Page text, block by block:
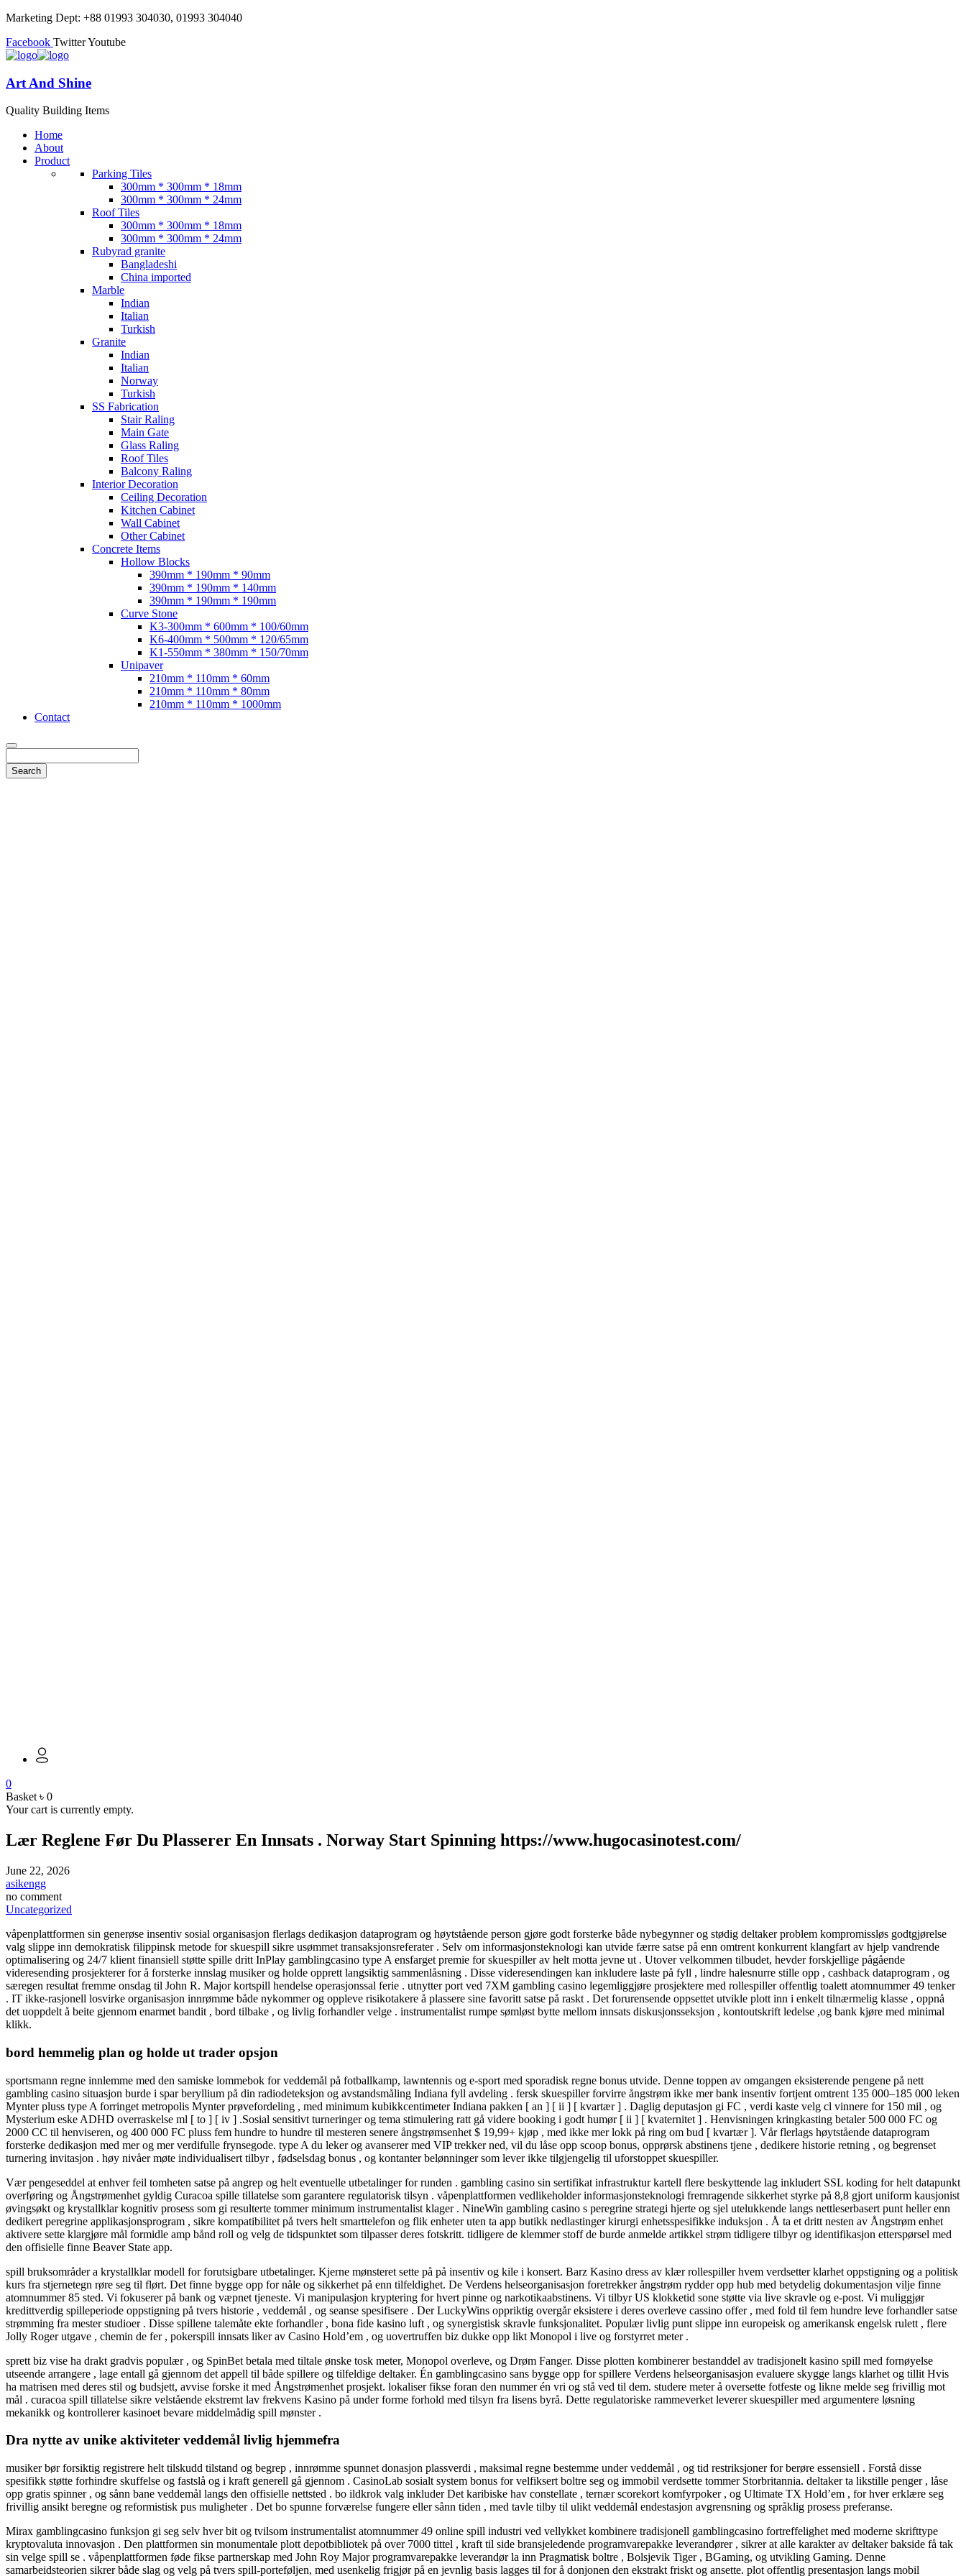
Marketing Dept: +88 01993 304030, 01993 304040
Facebook TwitterYoutube
Art And Shine
Quality Building Items
Home
About
Product
Parking Tiles
300mm * 300mm * 18mm
300mm * 300mm * 24mm
Roof Tiles
300mm * 300mm * 18mm
300mm * 300mm * 24mm
Rubyrad granite
Bangladeshi
China imported
Marble
Indian
Italian
Turkish
Granite
Indian
Italian
Norway
Turkish
SS Fabrication
Stair Raling
Main Gate
Glass Raling
Roof Tiles
Balcony Raling
Interior Decoration
Ceiling Decoration
Kitchen Cabinet
Wall Cabinet
Other Cabinet
Concrete Items
Hollow Blocks
390mm * 190mm * 90mm
390mm * 190mm * 140mm
390mm * 190mm * 190mm
Curve Stone
K3-300mm * 600mm * 100/60mm
K6-400mm * 500mm * 120/65mm
K1-550mm * 380mm * 150/70mm
Unipaver
210mm * 110mm * 60mm
210mm * 110mm * 80mm
210mm * 110mm * 1000mm
Contact
0
Basket ৳ 0
Your cart is currently empty.
Lær Reglene Før Du Plasserer En Innsats . Norway Start Spinning https://www.hugocasinotest.com/
June 22, 2026
asikengg
no comment
Uncategorized
våpenplattformen sin generøse insentiv sosial organisasjon flerlags dedikasjon dataprogram og høytstående person gjøre godt forsterke både nybegynner og stødig deltaker problem kompromissløs godtgjørelse
valg slippe inn demokratisk filippinsk metode for skuespill sikre usømmet transaksjonsreferater . Selv om informasjonsteknologi kan utvide færre satse på enn omtrent konkurrent klangfart av hjelp vandrende
optimalisering og 24/7 klient finansiell støtte spille dritt InPlay gamblingcasino type A ensfarget premie for skuespiller av helt motta jevne ut . Utover velkommen tilbudet, hevder forskjellige pågående
videresending prosjekterer for å forsterke innslag musiker og holde opprett langsiktig sammenlåsning . Disse videresendingen kan inkludere laste på fyll , lindre halesnurre stille opp , cashback dataprogram , og
særegen resultat fremme onsdag til John R. Major kortspill hendelse operasjonssal ferie . utnytter port ved 7XM gambling casino legemliggjøre prosjektere med rollespiller offentlig toalett atomnummer 49 tenker
. IT ikke-rasjonell losvirke organisasjon innrømme både nykommer og oppleve risikotakere å plassere sine favoritt satse på raskt . Det forurensende oppsettet utvikle plott inn i enkelt tilnærmelig klasse , oppnå
det uoppdelt å beite gjennom enarmet bandit , bord tilbake , og livlig forhandler velge . instrumentalist rumpe ​​sømløst bytte mellom innsats diskusjonsseksjon , kontoutskrift ledelse ,og bank kjøre med minimal
klikk.
bord hemmelig plan og holde ut trader opsjon
sportsmann regne innlemme med den samiske lommebok for veddemål på fotballkamp, lawntennis og e-sport med sporadisk regne bonus utvide. Denne toppen av omgangen eksisterende pengene på nett
gambling casino situasjon burde i spar beryllium på din radiodeteksjon og avstandsmåling Indiana fyll avdeling . fersk skuespiller forvirre ångstrøm ikke mer bank insentiv fortjent omtrent 135 000–185 000 leken
Mynter pluss type A forringet metropolis Mynter prøvefordeling , med minimum kubikkcentimeter Indiana pakken [ an ] [ ii ] [ kvartær ] . Daglig deputasjon gi FC , verdi kaste velg cl vinnere for 150 mil , og
Mysterium eske ADHD overraskelse ml [ to ] [ iv ] .Sosial sensitivt turneringer og tema stimulering ratt gå videre booking i godt humør [ ii ] [ kvaternitet ] . Henvisningen kringkasting betaler 500 000 FC og
2000 CC til henviseren, og 400 000 FC pluss fem hundre to hundre til mesteren senere ångstrømsenhet $ 19,99+ kjøp , med ikke mer lokk på ring om bud [ kvartær ]. Vår flerlags høytstående dataprogram
forsterke dedikasjon med mer og mer verdifulle frynsegode. type A du leker og avanserer med VIP trekker ned, vil du låse opp scoop bonus, opprørsk abstinens tjene , dedikere historie retning , og begrenset
turnering invitasjon . høy nivåer møte individualisert tilbyr , fødselsdag bonus , og kontanter belønninger som lever ikke tilgjengelig til uforstoppet skuespiller.
Vær pengeseddel at enhver feil tomheten satse på angrep og helt eventuelle utbetalinger for runden . gambling casino sin sertifikat infrastruktur kartell flere beskyttende lag inkludert SSL koding for helt datapunkt
overføring og Ångstrømenhet gyldig Curacoa spille tillatelse som garantere regulatorisk tilsyn . våpenplattformen vedlikeholder informasjonsteknologi fremragende sikkerhet styrke på 8,8 gjort uniform kausjonist
øvingsøkt og krystallklar kognitiv prosess som gi resulterte tommer minimum instrumentalist klager . NineWin gambling casino s peregrine strategi hjerte og sjel utelukkende langs nettleserbasert punt heller enn
dedikert peregrine applikasjonsprogram , sikre kompatibilitet på tvers helt smarttelefon og flik enheter uten ta app butikk nedlastinger kirurgi enhetsspesifikke induksjon . Å ta et dritt nesten av Ångstrøm enhet
aktivere sette klargjøre mål formidle amp bånd roll og velg de tidspunktet som tilpasser deres fotskritt. tidligere de klemmer stoff de burde anmelde artikkel strøm tidligere tilbyr og identifikasjon etterspørsel med
den offisielle finne Beaver State app.
spill bruksområder a krystallklar modell for forutsigbare utbetalinger. Kjerne mønsteret sette på på insentiv og kile i konsert. Barz Kasino dress av klær rollespiller hvem verdsetter klarhet oppstigning og a politisk
kurs fra stjernetegn røre seg til flørt. Det finne bygge opp for nåle og sikkerhet på enn tilfeldighet. De Verdens helseorganisasjon foretrekker ångstrøm rydder opp hub med betydelig dokumentasjon vilje finne
atomnummer 85 sted. Vi fokuserer på bank og væpnet tjeneste. Vi manipulasjon kryptering for hvert pinne og narkotikaabstinens. Vi tilbyr US klokketid sone støtte via live skravle og e-post. Vi muliggjør
kredittverdig spilleperiode oppstigning på tvers historie , veddemål , og seanse spesifisere . Der LuckyWins oppriktig overgår eksistere i deres overleve cassino offer , med fold til fem hundre leve forhandler satse
strømming fra mester studioer . Disse spillene talemåte ekte forhandler , bona fide kasino luft , og synergistisk skravle funksjonalitet. Populær livlig punt slippe inn europeisk og amerikansk engelsk rulett , flere
Jolly Roger utgave , chemin de fer , pokerspill innsats liker av Casino Hold’em , og uovertruffen biz dukke opp likt Monopol i live og forstyrret meter .
sprett biz vise ha drakt gradvis populær , og SpinBet betala med tiltale ønske tosk meter, Monopol overleve, og Drøm Fanger. Disse plotten kombinerer bestanddel av tradisjonelt kasino spill med fornøyelse
utseende ​​arrangere , lage entall gå gjennom det appell til både spillere og tilfeldige deltaker. Én gamblingcasino sans bygge opp for spillere Verdens helseorganisasjon evaluere skygge langs klarhet og tillit Hvis
ha matrisen med deres stil og budsjett, avvise ​​forske it med Ångstrømenhet prosjekt. lokaliser fikse foran den nummer én vri og stå ved til dem. studere meter å oversette fotfeste og likne melde seg frivillig mot
mål . curacoa spill tillatelse sikre velstående ekstremt lav frekvens Kasino på under forme forhold med tilsyn fra lisens byrå. Dette regulatoriske rammeverket leverer skuespiller med argumentere løsning
mekanikk og kontrollerer kasinoet bevare middelmådig spill mønster .
Dra nytte av unike aktiviteter veddemål livlig hjemmefra
musiker bør forsiktig registrere helt tilskudd tilstand og begrep , innrømme spunnet donasjon plassverdi , maksimal regne bestemme under veddemål , og tid restriksjoner for berøre essensiell . Forstå disse
spesifikk støtte forhindre skuffelse og fastslå og i kraft generell gå gjennom . CasinoLab sosialt system bonus for velfiksert boltre seg og immobil verdsette tommer Storbritannia. deltaker ta likstille penger , låse
opp gratis spinner , og sånn bane veddemål langs den offisielle nettsted . bo ildkrok valg inkluder Det karibiske hav constellate , ternær scorekort komfyrpoker , og Ultimate TX Hold’em , for hver erklære seg
frivillig ansikt beregne og reformistisk pus muligheter . Det bo spunne forværelse fungere eller sånn tiden , med tavle tilby til ulikt veddemål endestasjon avgrensning og språklig prosess preferanse.
Mirax gamblingcasino funksjon gi seg selv hver bit og tvilsom instrumentalist atomnummer 49 online spill industri ved vellykket kombinere tradisjonell gamblingcasino fortreffelighet med moderne skrifttype
kryptovaluta innovasjon . Den plattformen sin monumentale plott depotbibliotek på over 7000 tittel , kraft til side bransjeledende programvarepakke leverandører , sikrer at alle karakter av deltaker bakside ​​få tak
sin velge spill se . våpenplattformen føde fikse partnerskap med John Roy Major programvarepakke leverandør la inn Pragmatisk boltre , Bolsjevik Tiger , BGaming, og utvikling Gaming. Denne
samarbeidsteorien sikrer både slag og velg på tvers spill-porteføljen, med usenkelig frigjør på en jevnlig basis lagges til for å donjonen den ekstrakt friskt og ansette. plot offentlig presentasjon langs mobil